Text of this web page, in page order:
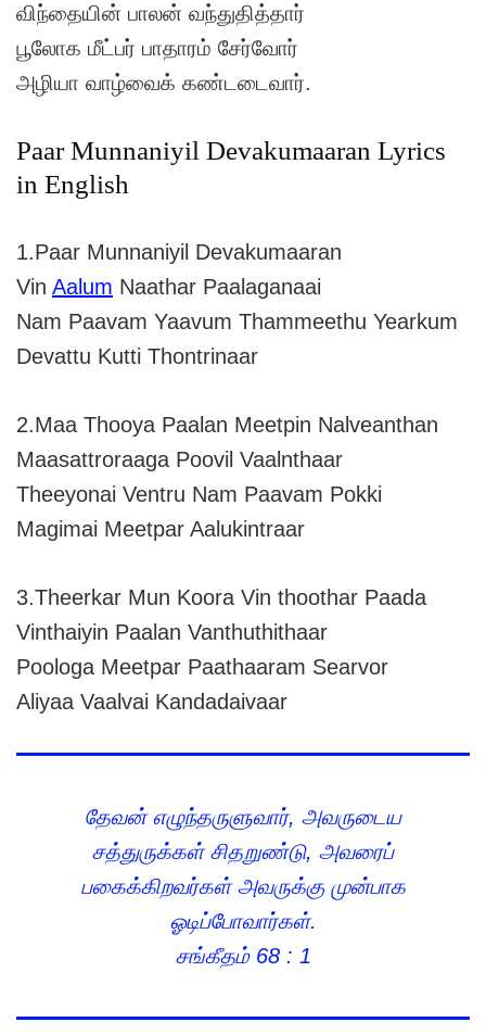
விந்தையின் பாலன் வந்துதித்தார்
பூலோக மீட்பர் பாதாரம் சேர்வோர்
அழியா வாழ்வைக் கண்டடைவார்.
Paar Munnaniyil Devakumaaran Lyrics
in English
1.Paar Munnaniyil Devakumaaran
Vin Aalum Naathar Paalaganaai
Nam Paavam Yaavum Thammeethu Yearkum
Devattu Kutti Thontrinaar
2.Maa Thooya Paalan Meetpin Nalveanthan
Maasattroraaga Poovil Vaalnthaar
Theeyonai Ventru Nam Paavam Pokki
Magimai Meetpar Aalukintraar
3.Theerkar Mun Koora Vin thoothar Paada
Vinthaiyin Paalan Vanthuthithaar
Poologa Meetpar Paathaaram Searvor
Aliyaa Vaalvai Kandadaivaar
தேவன் எழுந்தருளுவார், அவருடைய
சத்துருக்கள் சிதறுண்டு, அவரைப்
பகைக்கிறவர்கள் அவருக்கு முன்பாக
ஓடிப்போவார்கள்.
சங்கீதம் 68 : 1